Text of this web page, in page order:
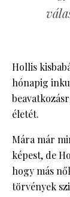
Hollis
hónapig
életét.
Mára már
képest, de
hogy más
törvények